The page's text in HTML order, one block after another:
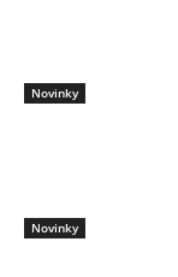
Novinky
Novinky